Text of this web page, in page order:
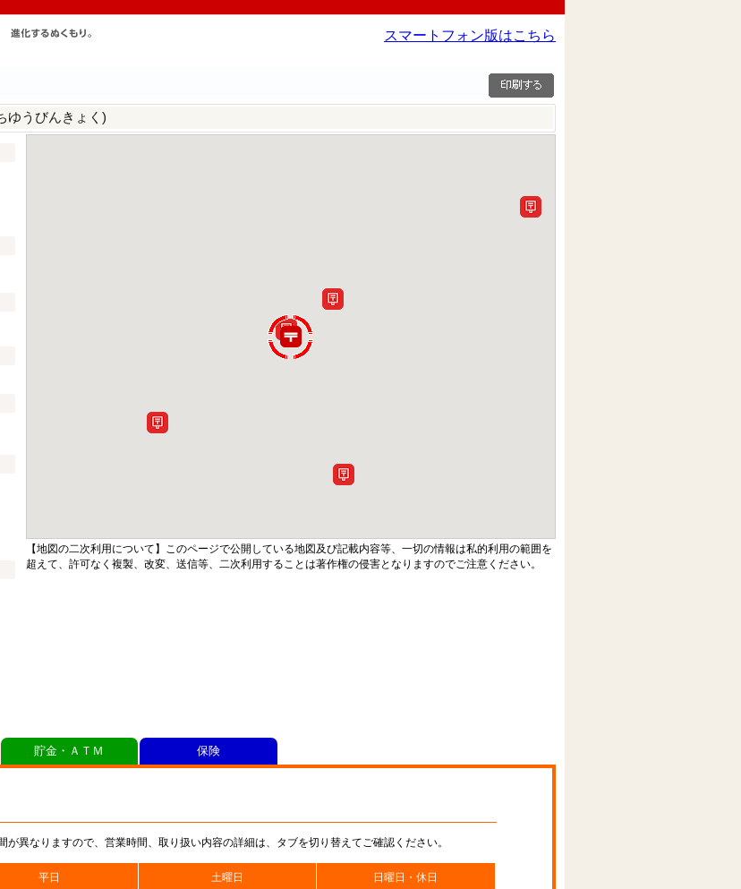
スマートフォン版はこちら
ゆうびんきょく)
【地図の二次利用について】このページで公開している地図及び記載内容等、一切の情報は私的利用の範囲を
超えて、許可なく複製、改変、送信等、二次利用することは著作権の侵害となりますのでご注意ください。
異なりますので、営業時間、取り扱い内容の詳細は、タブを切り替えてご確認ください。
平日 土曜日 日曜日・休日
貯金・ＡＴＭ 保険